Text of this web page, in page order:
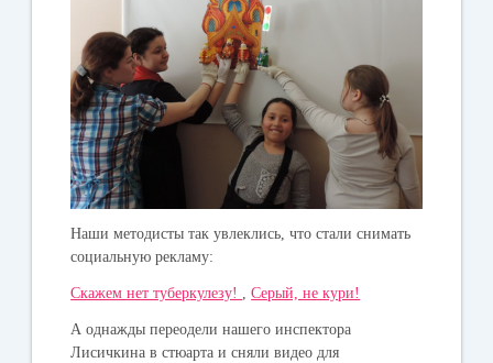
Наши методисты так увлеклись, что стали снимать
социальную рекламу:
Скажем нет туберкулезу! ,Серый, не кури!
А однажды переодели нашего инспектора
Лисичкина в стюарта и сняли видео для